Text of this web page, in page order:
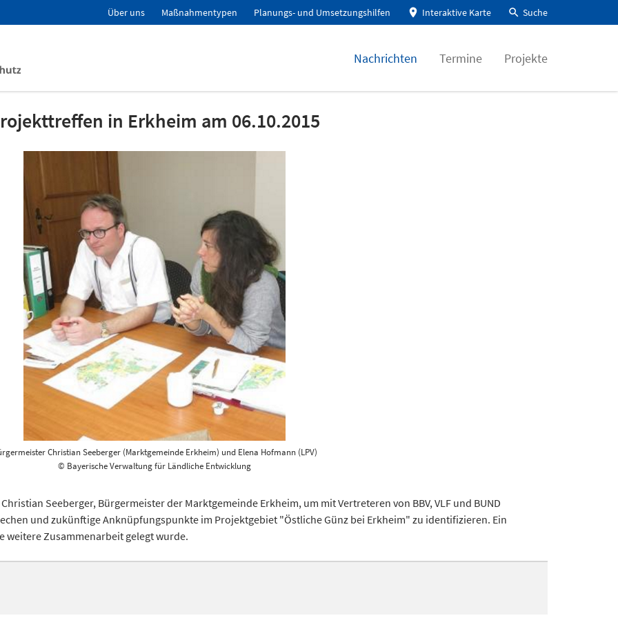
Über uns Maßnahmentypen Planungs- und Umsetzungshilfen Interaktive Karte Suche
Nachrichten Termine Projekte
in Erkheim am 06.10.2015
Christian Seeberger (Marktgemeinde Erkheim) und Elena Hofmann (LPV)
© Bayerische Verwaltung für Ländliche Entwicklung
Seeberger, Bürgermeister der Marktgemeinde Erkheim, um mit Vertreteren von BBV, VLF und BUND
und zukünftige Anknüpfungspunkte im Projektgebiet "Östliche Günz bei Erkheim" zu identifizieren. Ein
weitere Zusammenarbeit gelegt wurde.